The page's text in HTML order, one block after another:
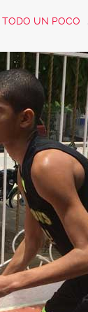
TODO UN POCO